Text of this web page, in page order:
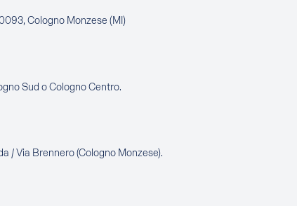
Cologno Monzese (MI)
Sud o Cologno Centro.
/ Via Brennero (Cologno Monzese).